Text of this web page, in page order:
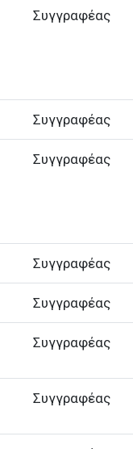
Συγγραφέας
Συγγραφέας
Συγγραφέας
Συγγραφέας
Συγγραφέας
Συγγραφέας
Συγγραφέας